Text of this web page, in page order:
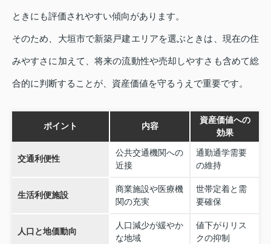
ときにも評価されやすい傾向があります。
そのため、大垣市で新築戸建エリアを選ぶときは、現在の住
みやすさに加えて、将来の流動性や売却しやすさも含めて総
合的に判断することが、資産価値を守るうえで重要です。
ポイント 内容
資産価値への
効果
交通利便性
公共交通機関への
近接
通勤通学需要
の維持
生活利便施設
商業施設や医療機
関の充実
世帯定着と需
要確保
人口と地価動向
人口減少が緩やか
な地域
値下がりリス
クの抑制